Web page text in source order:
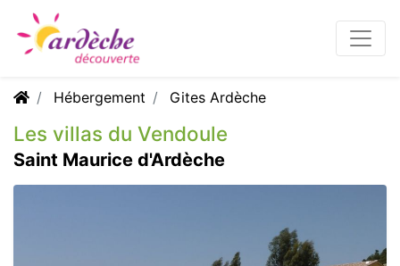
Hébergement Gites Ardèche
Les villas du Vendoule
Saint Maurice d'Ardèche